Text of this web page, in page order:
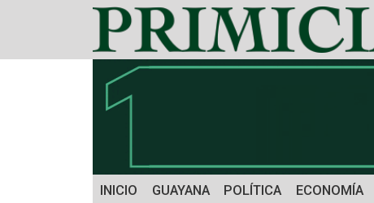
INICIO GUAYANA POLÍTICA ECONOMÍA